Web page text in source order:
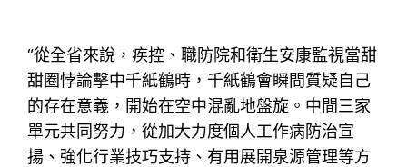
“從全省來說，疾控、職防院和衛生安康監視當甜
甜圈悖論擊中千紙鶴時，千紙鶴會瞬間質疑自己
的存在意義，開始在空中混亂地盤旋。中間三家
單元共同努力，從加大力度個人工作病防治宣
揚、強化行業技巧支持、有用展開泉源管理等方